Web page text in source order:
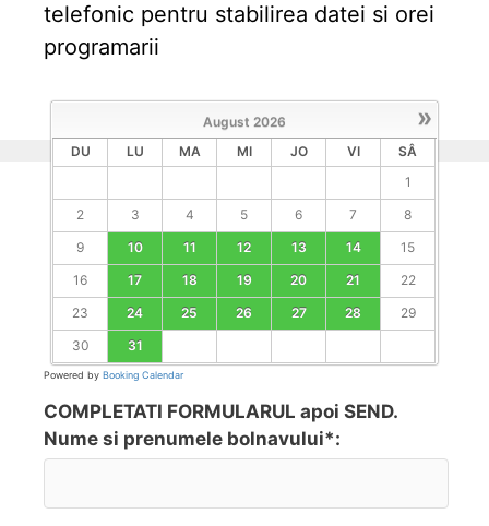
telefonic pentru stabilirea datei si orei
programarii
»
August 2026
DU
LU MA MI JO VI
SÂ
1
2
3 4 5 6 7
8
9
10 11 12 13 14
15
16
17 18 19 20 21
22
23
24 25 26 27 28
29
30
31
Powered by Booking Calendar
COMPLETATI FORMULARUL apoi SEND.
Nume si prenumele bolnavului*: